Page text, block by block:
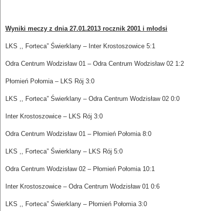
Wyniki meczy z dnia 27.01.2013 rocznik 2001 i młodsi
LKS ,, Forteca” Świerklany – Inter Krostoszowice 5:1
Odra Centrum Wodzisław 01 – Odra Centrum Wodzisław 02 1:2
Płomień Połomia – LKS Rój 3:0
LKS ,, Forteca” Świerklany – Odra Centrum Wodzisław 02 0:0
Inter Krostoszowice – LKS Rój 3:0
Odra Centrum Wodzisław 01 – Płomień Połomia 8:0
LKS ,, Forteca” Świerklany – LKS Rój 5:0
Odra Centrum Wodzisław 02 – Płomień Połomia 10:1
Inter Krostoszowice – Odra Centrum Wodzisław 01 0:6
LKS ,, Forteca” Świerklany – Płomień Połomia 3:0